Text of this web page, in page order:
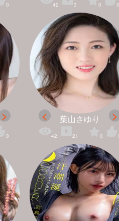
0 42 3 0 0
0
葉山さゆり
42 21 0